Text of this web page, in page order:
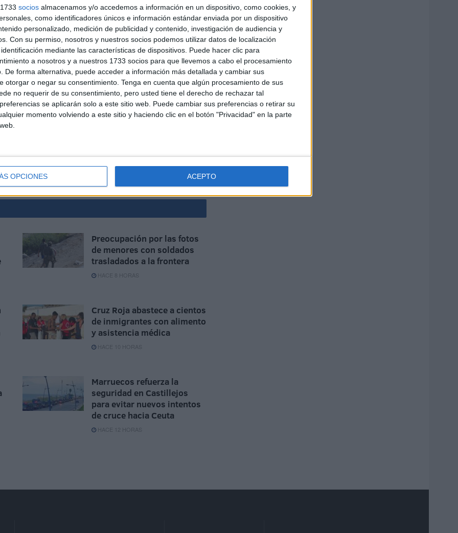
socios almacenamos y/o accedemos a información en un dispositivo, como cookies, y
como identificadores únicos e información estándar enviada por un dispositivo
personalizado, medición de publicidad y contenido, investigación de audiencia y
Con su permiso, nosotros y nuestros socios podemos utilizar datos de localización
mediante las características de dispositivos. Puede hacer clic para
a nosotros y a nuestros 1733 socios para que llevemos a cabo el procesamiento
De forma alternativa, puede acceder a información más detallada y cambiar sus
otorgar o negar su consentimiento. Tenga en cuenta que algún procesamiento de sus
no requerir de su consentimiento, pero usted tiene el derecho de rechazar tal
se aplicarán solo a este sitio web. Puede cambiar sus preferencias o retirar su
momento volviendo a este sitio y haciendo clic en el botón "Privacidad" en la parte
OPCIONES ACEPTO
y tubos, mientras quedan todavía por retirar
Marruecos.
Preocupación por las fotos
de menores con soldados
trasladados a la frontera
HACE 8 HORAS
Cruz Roja abastece a cientos
de inmigrantes con alimento
y asistencia médica
HACE 10 HORAS
Marruecos refuerza la
seguridad en Castillejos
para evitar nuevos intentos
de cruce hacia Ceuta
HACE 12 HORAS